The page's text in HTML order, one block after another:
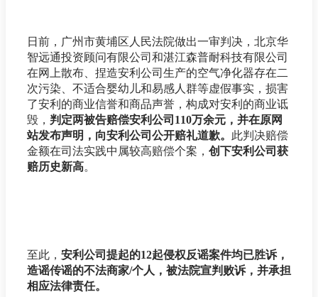
日前，广州市黄埔区人民法院做出一审判决，北京华
智远通投资顾问有限公司和湛江森普耐科技有限公司
在网上散布、捏造安利公司生产的空气净化器存在二
次污染、不适合婴幼儿和易感人群等虚假事实，损害
了安利的商业信誉和商品声誉，构成对安利的商业诋
毁， 判定两被告赔偿安利公司110万余元，并在原网
站发布声明，向安利公司公开赔礼道歉。 此判决赔偿
金额在司法实践中属较高赔偿个案， 创下安利公司获
赔历史新高。
至此， 安利公司提起的12起侵权反谣案件均已胜诉，
造谣传谣的不法商家/个人，被法院宣判败诉，并承担
相应法律责任。